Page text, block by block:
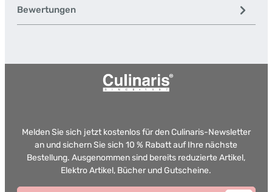
Bewertungen
Melden Sie sich jetzt kostenlos für den Culinaris-Newsletter
an und sichern Sie sich 10 % Rabatt auf Ihre nächste
Bestellung. Ausgenommen sind bereits reduzierte Artikel,
Elektro Artikel, Bücher und Gutscheine.